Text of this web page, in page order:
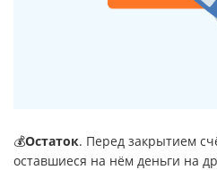
💰Остаток. Перед закрытием
оставшиеся на нём деньги на